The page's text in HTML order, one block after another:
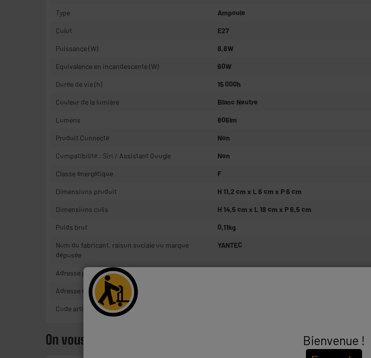
Type Ampoule
Culot E27
Puissance (W) 8,8W
Equivalence en incandescente (W) 60W
Durée de vie (h) 15 000h
Couleur de la lumière Blanc Neutre
Lumens 806lm
Produit Connecté Non
Compatibilité : Siri / Assistant Google Non
Classe énergétique F
Dimensions produit H 11,2 cm x L 6 cm x P 6 cm
Dimensions colis H 14,5 cm x L 18 cm x P 6,5 cm
Poids brut 0,11kg
Nom du fabricant, raison sociale ou marque
déposée
YANTEC
Adresse postale
Adresse électronique
Code article
On vous propose aussi
Bienvenue !